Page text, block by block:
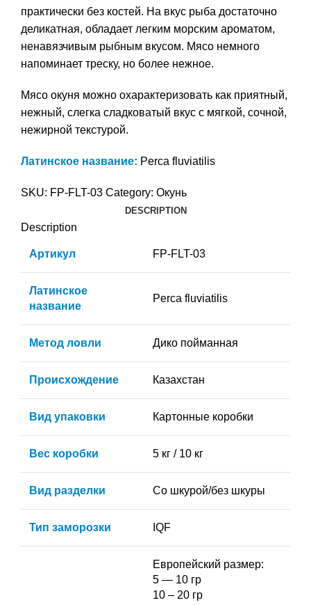
практически без костей. На вкус рыба достаточно
деликатная, обладает легким морским ароматом,
ненавязчивым рыбным вкусом. Мясо немного
напоминает треску, но более нежное.
Мясо окуня можно охарактеризовать как приятный,
нежный, слегка сладковатый вкус с мягкой, сочной,
нежирной текстурой.
Латинское название: Perca fluviatilis
SKU: FP-FLT-03 Category: Окунь
DESCRIPTION
Description
Артикул FP-FLT-03
Латинское
название
Perca fluviatilis
Метод ловли Дико пойманная
Происхождение Казахстан
Вид упаковки Картонные коробки
Вес коробки 5 кг / 10 кг
Вид разделки Со шкурой/без шкуры
Тип заморозки IQF
Европейский размер:
5 — 10 гр
10 – 20 гр